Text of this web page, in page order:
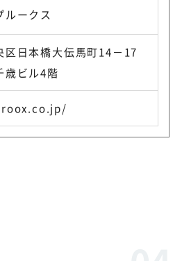
ルークス
区日本橋大伝馬町14－17
歳ビル4階